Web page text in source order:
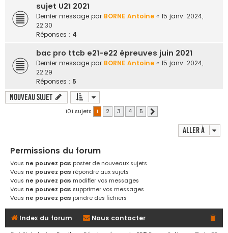
sujet U21 2021
Dernier message par BORNE Antoine « 15 janv. 2024,
22:30
Réponses : 4
bac pro ttcb e21-e22 épreuves juin 2021
Dernier message par BORNE Antoine « 15 janv. 2024,
22:29
Réponses : 5
Nouveau sujet
101 sujets 1 2 3 4 5
Aller à
Permissions du forum
Vous ne pouvez pas poster de nouveaux sujets
Vous ne pouvez pas répondre aux sujets
Vous ne pouvez pas modifier vos messages
Vous ne pouvez pas supprimer vos messages
Vous ne pouvez pas joindre des fichiers
Index du forum Nous contacter